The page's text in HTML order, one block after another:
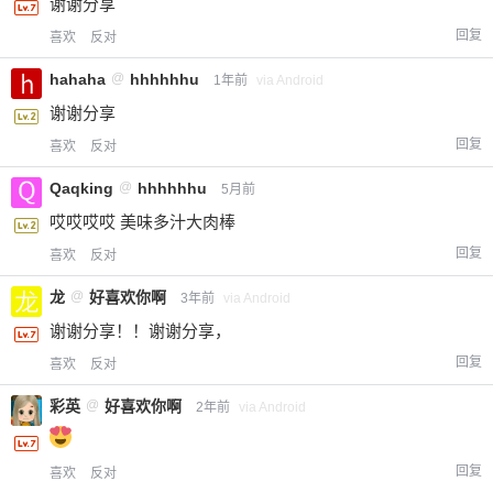
谢谢分享
喜欢 反对 回复
hahaha @ hhhhhhu 1年前 via Android
谢谢分享
喜欢 反对 回复
Qaqking @ hhhhhhu 5月前
哎哎哎哎 美味多汁大肉棒
喜欢 反对 回复
龙 @ 好喜欢你啊 3年前 via Android
谢谢分享！！谢谢分享，
喜欢 反对 回复
彩英 @ 好喜欢你啊 2年前 via Android
喜欢 反对 回复